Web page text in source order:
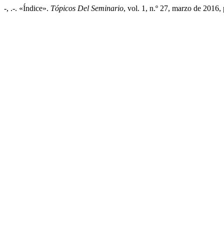
-, .-. «Índice». Tópicos Del Seminario, vol. 1, n.º 27, marzo de